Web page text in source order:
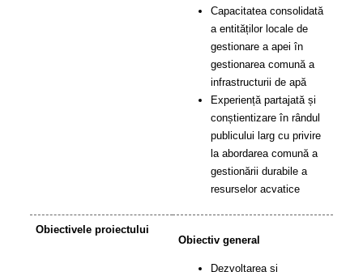
Capacitatea consolidată
a entităților locale de
gestionare a apei în
gestionarea comună a
infrastructurii de apă
Experiență partajată și
conștientizare în rândul
publicului larg cu privire
la abordarea comună a
gestionării durabile a
resurselor acvatice
Obiectivele proiectului
Obiectiv general
Dezvoltarea și